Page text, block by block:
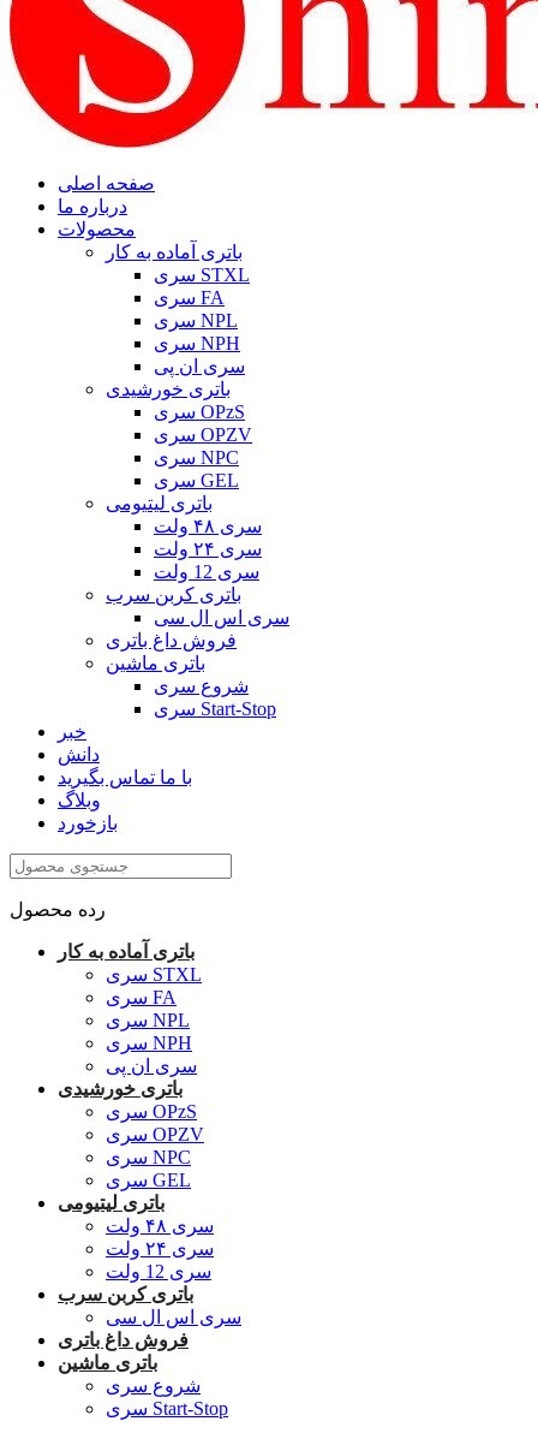
صفحه اصلی
درباره ما
محصولات
باتری آماده به کار
سری STXL
سری FA
سری NPL
سری NPH
سری ان پی
باتری خورشیدی
سری OPzS
سری OPZV
سری NPC
سری GEL
باتری لیتیومی
سری ۴۸ ولت
سری ۲۴ ولت
سری 12 ولت
باتری کربن سرب
سری اس ال سی
فروش داغ باتری
باتری ماشین
شروع سری
سری Start-Stop
خبر
دانش
با ما تماس بگیرید
وبلاگ
بازخورد
رده محصول
باتری آماده به کار
سری STXL
سری FA
سری NPL
سری NPH
سری ان پی
باتری خورشیدی
سری OPzS
سری OPZV
سری NPC
سری GEL
باتری لیتیومی
سری ۴۸ ولت
سری ۲۴ ولت
سری 12 ولت
باتری کربن سرب
سری اس ال سی
فروش داغ باتری
باتری ماشین
شروع سری
سری Start-Stop